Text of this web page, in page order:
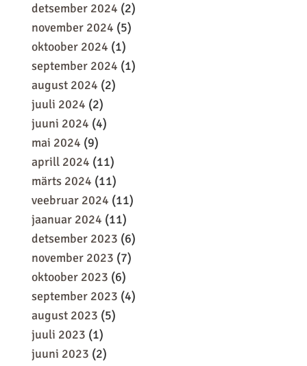
detsember 2024 (2)
november 2024 (5)
oktoober 2024 (1)
september 2024 (1)
august 2024 (2)
juuli 2024 (2)
juuni 2024 (4)
mai 2024 (9)
aprill 2024 (11)
märts 2024 (11)
veebruar 2024 (11)
jaanuar 2024 (11)
detsember 2023 (6)
november 2023 (7)
oktoober 2023 (6)
september 2023 (4)
august 2023 (5)
juuli 2023 (1)
juuni 2023 (2)